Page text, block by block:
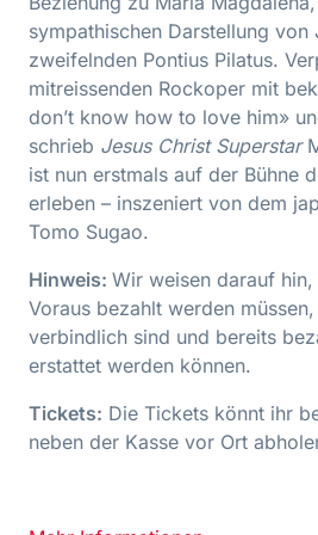
sympathischen Darstellung von
zweifelnden Pontius Pilatus.
mitreissenden Rockoper mit
don’t know how to love him»
schrieb Jesus Christ Superstar
ist nun erst­mals auf der Bühne
erleben – inszeniert von dem
Tomo Sugao.
Hinweis: Wir weisen darauf
Voraus bezahlt werden
verbindlich sind und bereits
erstattet werden können.
Tickets: Die Tickets könnt ihr
neben der Kasse vor Ort